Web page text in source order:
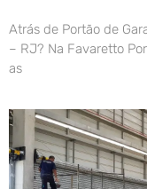
Atrás de Portão de
– RJ? Na Favaretto
as